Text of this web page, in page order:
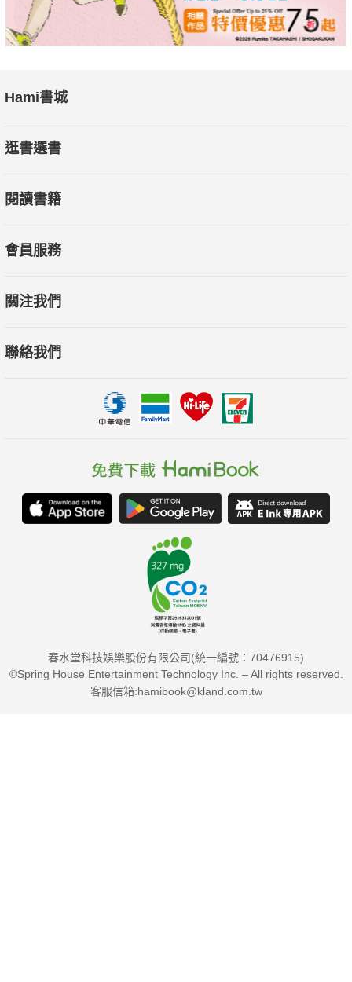
Hami書城
逛書選書
閱讀書籍
會員服務
關注我們
聯絡我們
春水堂科技娛樂股份有限公司(統一編號：70476915)
©Spring House Entertainment Technology Inc. – All rights reserved.
客服信箱:hamibook@kland.com.tw